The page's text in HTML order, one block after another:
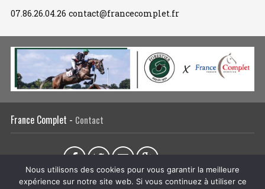
07.86.26.04.26 contact@francecomplet.fr
France Complet - Contact
L’association Actualités Tous les évènements Liens utiles
Nous utilisons des cookies pour vous garantir la meilleure
expérience sur notre site web. Si vous continuez à utiliser ce